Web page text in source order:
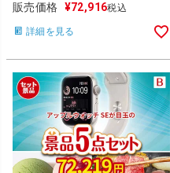
販売価格 ¥72,916税込
詳細を見る